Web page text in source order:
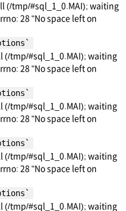
(/tmp/#sql_1_0.MAI); waiting
28 "No space left on
(/tmp/#sql_1_0.MAI); waiting
28 "No space left on
(/tmp/#sql_1_0.MAI); waiting
28 "No space left on
(/tmp/#sql_1_0.MAI); waiting
28 "No space left on
(/tmp/#sql_1_0.MAI); waiting